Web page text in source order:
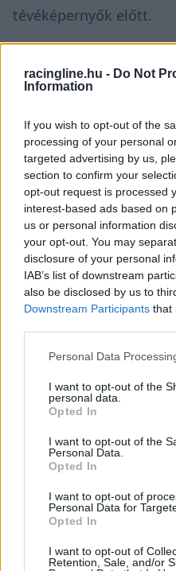
racingline.hu - Do Not
Information
If you wish to opt-out of the
processing of your personal
targeted advertising by us,
section to confirm your
opt-out request is processed
interest-based ads based on
us or personal information
your opt-out. You may
disclosure of your personal
IAB’s list of downstream
also be disclosed by us to
Downstream Participants that
Please note that this
not limited to your visit or
grant or deny consent to
use your data for below
consent section.
Personal Data
I want to opt-out of the
personal data.
Opted In
I want to opt-out of the
Personal Data.
Opted In
I want to opt-out of
Personal Data for
Opted In
I want to opt-out of
Retention, Sale, and/or
tévéképernyők előtt.
Sok időt és energiát
hogy legyen egy olyan
tudja vinni az eseményt
tulajdonosa.
Biztosítani akarjuk,
szurkolók számára
jelentsen, megfelelő
versenyzőknek is